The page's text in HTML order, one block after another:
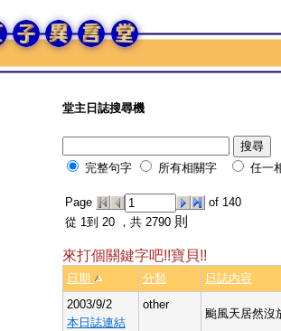
堂主日誌搜尋機
完整句字 所有相關字 任一
Page
of 140
從 1到 20 ，共 2790 則
來打個關鍵字吧!!寶貝!!
日期 分類
日誌內容
2003/9/2
本日誌連結
other
颱風天居然